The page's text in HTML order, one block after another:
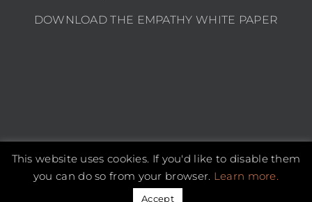
DOWNLOAD THE EMPATHY WHITE PAPER
Copyright 2026 Shola Kaye | All Rights Reserved |
InstagramLinkedIn
This website uses cookies. If you'd like to disable them
you can do so from your browser. Learn more.
Accept